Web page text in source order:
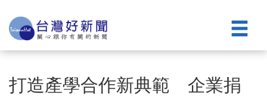
打造產學合作新典範 企業捐